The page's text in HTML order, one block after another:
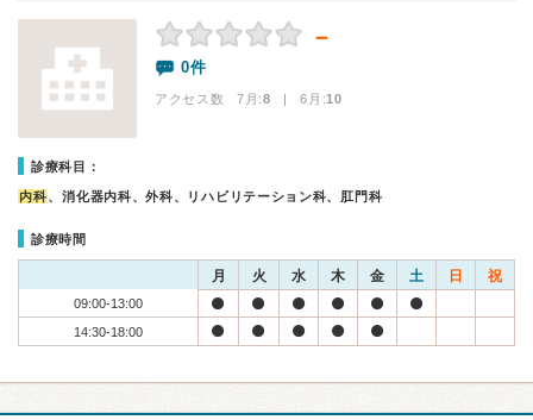
－
0件
アクセス数 7月:8 | 6月:10
診療科目：
内科、消化器内科、外科、リハビリテーション科、肛門科
診療時間
月 火 水 木 金 土 日 祝
09:00-13:00
14:30-18:00